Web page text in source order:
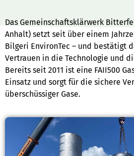
Das Gemeinschaftsklärwerk
Anhalt) setzt seit über einem
Bilgeri EnvironTec – und bestätigt
Vertrauen in die Technologie und
Bereits seit 2011 ist eine FAII500
Einsatz und sorgt für die sichere
überschüssiger Gase.